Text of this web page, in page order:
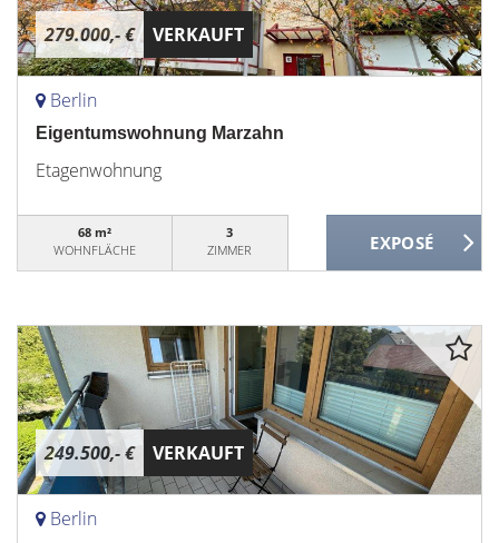
279.000,- € VERKAUFT
Berlin
Eigentumswohnung Marzahn
Etagenwohnung
68 m²
WOHNFLÄCHE
3
ZIMMER
249.500,- € VERKAUFT
Berlin